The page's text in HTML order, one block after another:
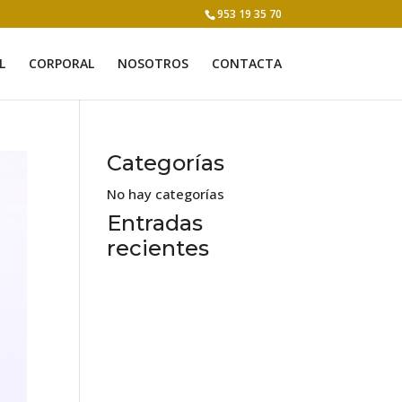
953 19 35 70
CORPORAL NOSOTROS CONTACTA
Categorías
No hay categorías
Entradas
recientes